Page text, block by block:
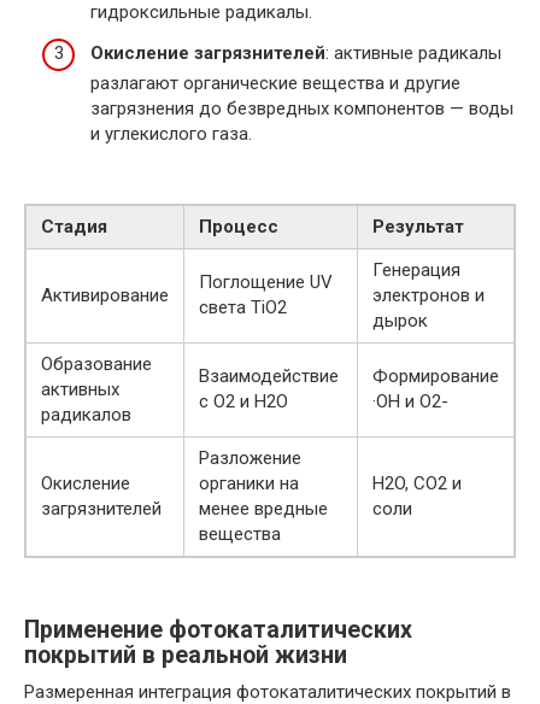
гидроксильные радикалы.
Окисление загрязнителей: активные радикалы
разлагают органические вещества и другие
загрязнения до безвредных компонентов — воды
и углекислого газа.
Стадия Процесс Результат
Активирование
Поглощение UV
света TiO2
Генерация
электронов и
дырок
Образование
активных
радикалов
Взаимодействие
с O2 и H2O
Формирование
·OH и O2-
Окисление
загрязнителей
Разложение
органики на
менее вредные
вещества
H2O, CO2 и
соли
Применение фотокаталитических
покрытий в реальной жизни
Размеренная интеграция фотокаталитических покрытий в